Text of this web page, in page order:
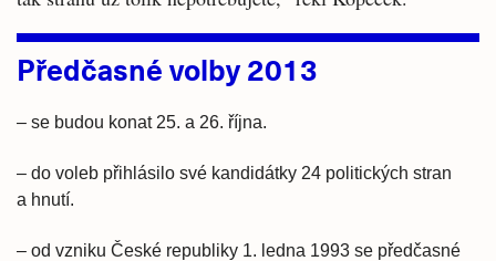
Předčasné volby 2013
– se budou konat 25. a 26. října.
– do voleb přihlásilo své kandidátky 24 politických stran
a hnutí.
– od vzniku České republiky 1. ledna 1993 se předčasné